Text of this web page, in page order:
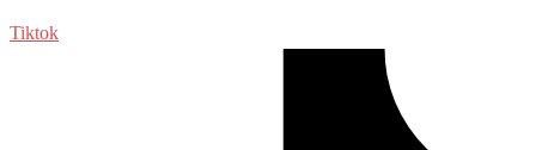
Tiktok